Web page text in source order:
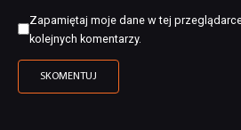
Zapamiętaj moje dane w tej
kolejnych komentarzy.